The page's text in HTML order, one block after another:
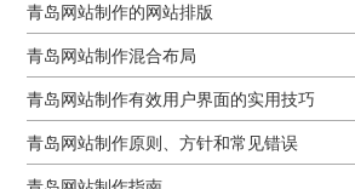
青岛网站制作的网站排版
青岛网站制作混合布局
青岛网站制作有效用户界面的实用技巧
青岛网站制作原则、方针和常见错误